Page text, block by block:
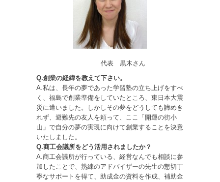
代表 黒木さん
Q.創業の経緯を教えて下さい。
A.私は、長年の夢であった学習塾の立ち上げをすべ
く、福島で創業準備をしていたところ、東日本大震
災に遭いました。しかしその夢をどうしても諦めき
れず、避難先の友人を頼って、ここ「開運の街小
山」で自分の夢の実現に向けて創業することを決意
いたしました。
Q.商工会議所をどう活用されましたか？
A.商工会議所が行っている、経営なんでも相談に参
加したことで、熟練のアドバイザーの先生の懇切丁
寧なサポートを得て、助成金の資料を作成、補助金